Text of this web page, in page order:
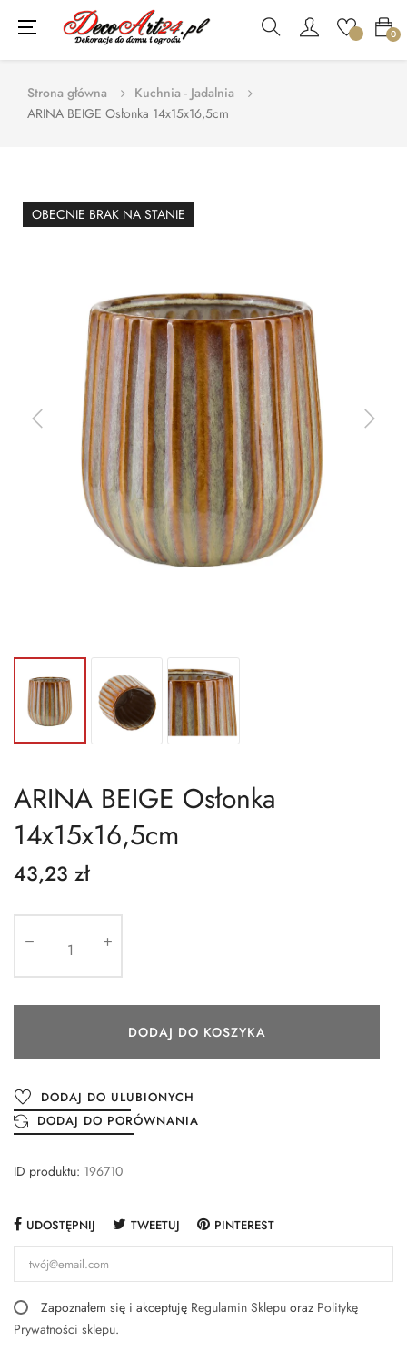
0
Toggle
navigation
☰
Strona główna
Kuchnia - Jadalnia
ARINA BEIGE Osłonka 14x15x16,5cm
OBECNIE BRAK NA STANIE
ARINA BEIGE Osłonka
14x15x16,5cm
43,23 zł
DODAJ DO KOSZYKA
DODAJ DO ULUBIONYCH
DODAJ DO PORÓWNANIA
ID produktu: 196710
UDOSTĘPNIJ TWEETUJ PINTEREST
Zapoznałem się i akceptuję Regulamin Sklepu oraz Politykę
Prywatności sklepu.